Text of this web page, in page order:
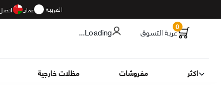
عمان العربية
...Loading عربة التسوق0
مظلات خارجية مفروشات اكثر